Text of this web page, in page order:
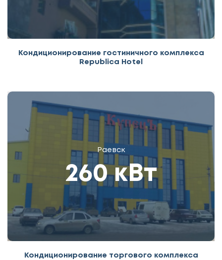
Кондиционирование гостиничного комплекса
Republica Hotel
Раевск
260 кВт
Кондиционирование торгового комплекса